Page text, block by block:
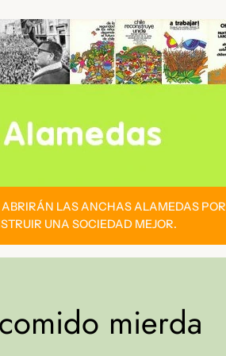
LAS ANCHAS ALAMEDAS POR
UNA SOCIEDAD MEJOR.
mierda